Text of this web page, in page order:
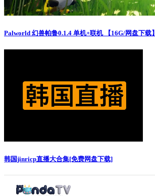
Palworld 幻兽帕鲁0.1.4 单机+联机 【16G/网盘下载】
韩国jinricp直播大合集[免费网盘下载]